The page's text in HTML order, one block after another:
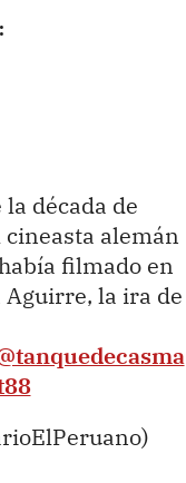
década de
alemán
filmado en
Aguirre, la ira de